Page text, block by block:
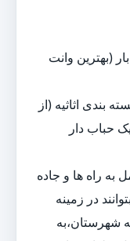
(بهترین وانت
بندی اثاثیه (از
حباب دار
به راه ها و جاده
در زمینه
شهرستان،به